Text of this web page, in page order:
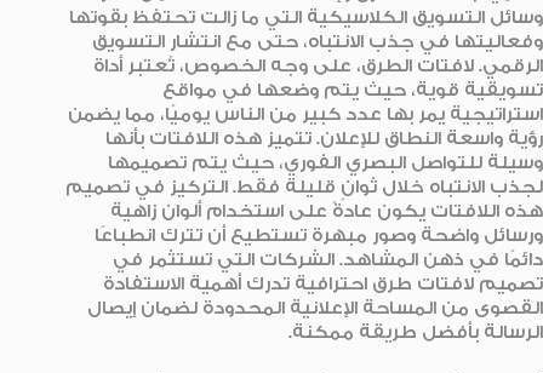
وسائل التسويق الكلاسيكية التي ما زالت تحتفظ بقوتها
وفعاليتها في جذب الانتباه، حتى مع انتشار التسويق
الرقمي. لافتات الطرق، على وجه الخصوص، تُعتبر أداة
تسويقية قوية، حيث يتم وضعها في مواقع
استراتيجية يمر بها عدد كبير من الناس يوميًا، مما يضمن
رؤية واسعة النطاق للإعلان. تتميز هذه اللافتات بأنها
وسيلة للتواصل البصري الفوري، حيث يتم تصميمها
لجذب الانتباه خلال ثوانٍ قليلة فقط. التركيز في تصميم
هذه اللافتات يكون عادةً على استخدام ألوان زاهية
ورسائل واضحة وصور مبهرة تستطيع أن تترك انطباعًا
دائمًا في ذهن المشاهد. الشركات التي تستثمر في
تصميم لافتات طرق احترافية تدرك أهمية الاستفادة
القصوى من المساحة الإعلانية المحدودة لضمان إيصال
الرسالة بأفضل طريقة ممكنة.